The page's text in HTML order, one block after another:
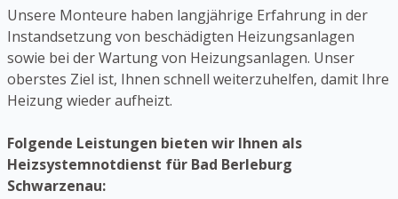
Unsere Monteure haben langjährige Erfahrung in der
Instandsetzung von beschädigten Heizungsanlagen
sowie bei der Wartung von Heizungsanlagen. Unser
oberstes Ziel ist, Ihnen schnell weiterzuhelfen, damit Ihre
Heizung wieder aufheizt.
Folgende Leistungen bieten wir Ihnen als
Heizsystemnotdienst für Bad Berleburg
Schwarzenau: